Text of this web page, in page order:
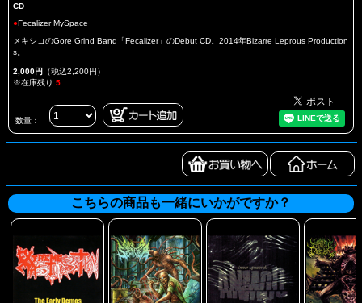
CD
●Fecalizer MySpace
メキシコのGore Grind Band「Fecalizer」のDebut CD。2014年Bizarre Leprous Production
s。
2,000円 （税込2,200円）
※在庫残り 5
数量：
こちらの商品も一緒にいかがですか？